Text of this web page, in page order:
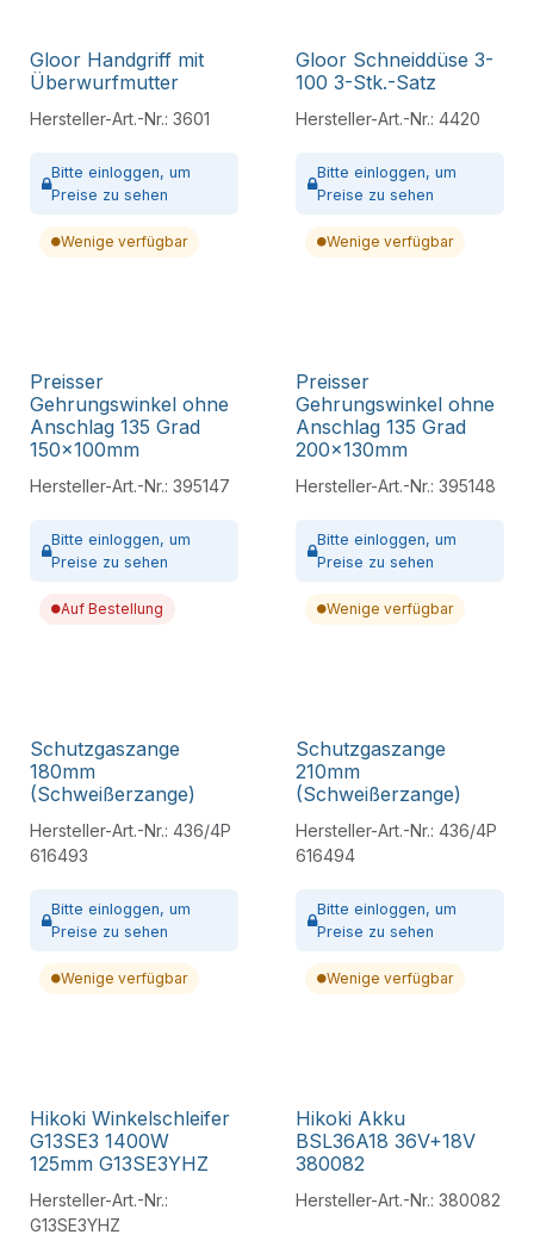
Gloor Handgriff mit
Überwurfmutter
Hersteller-Art.-Nr.: 3601
Bitte einloggen, um
Preise zu sehen
Wenige verfügbar
Gloor Schneiddüse 3-
100 3-Stk.-Satz
Hersteller-Art.-Nr.: 4420
Bitte einloggen, um
Preise zu sehen
Wenige verfügbar
Preisser
Gehrungswinkel ohne
Anschlag 135 Grad
150x100mm
Hersteller-Art.-Nr.: 395147
Bitte einloggen, um
Preise zu sehen
Auf Bestellung
Preisser
Gehrungswinkel ohne
Anschlag 135 Grad
200x130mm
Hersteller-Art.-Nr.: 395148
Bitte einloggen, um
Preise zu sehen
Wenige verfügbar
Schutzgaszange
180mm
(Schweißerzange)
Hersteller-Art.-Nr.: 436/4P
616493
Bitte einloggen, um
Preise zu sehen
Wenige verfügbar
Schutzgaszange
210mm
(Schweißerzange)
Hersteller-Art.-Nr.: 436/4P
616494
Bitte einloggen, um
Preise zu sehen
Wenige verfügbar
Hikoki Winkelschleifer
G13SE3 1400W
125mm G13SE3YHZ
Hersteller-Art.-Nr.:
G13SE3YHZ
Hikoki Akku
BSL36A18 36V+18V
380082
Hersteller-Art.-Nr.: 380082